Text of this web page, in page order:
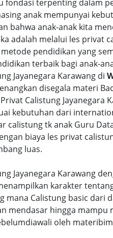
fondasi terpenting dalam
anak mempunyai
bahwa anak-anak kita
adalah melalui les privat
pendidikan yang
terbaik bagi anak-
Jayanegara Karawang di
disegala materi
Calistung
kebutuhan dari
calistung tk anak Guru
biaya les privat
luas.
Jayanegara Karawang
karakter
mana Calistung basic dari
mendasar hingga
oleh